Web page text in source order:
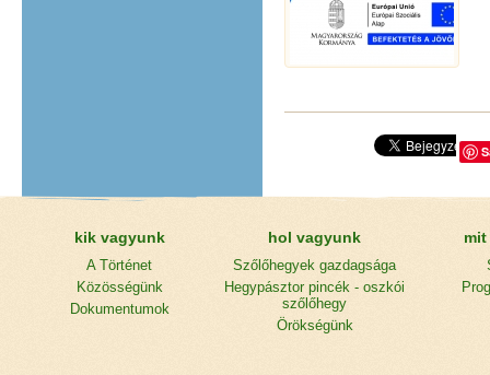
kik vagyunk
A Történet
Közösségünk
Dokumentumok
hol vagyunk
Szőlőhegyek gazdagsága
Hegypásztor pincék - oszkói
szőlőhegy
Örökségünk